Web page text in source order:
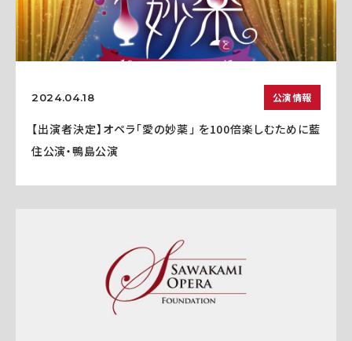
2024.04.18 公演情報
【出演者決定】オペラ「愛の妙薬」 を100倍楽しむために藍
住公演・鴨島公演